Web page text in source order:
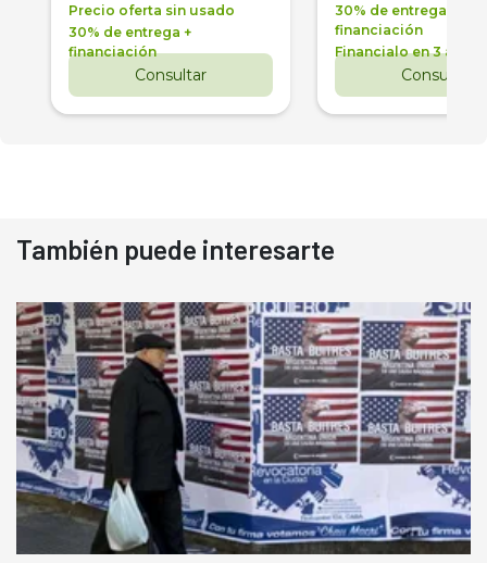
Precio oferta sin usado
30% de entrega +
financiación
Consultar
30% de entrega +
financiación
Financialo en 3 años
Consultar
También puede interesarte